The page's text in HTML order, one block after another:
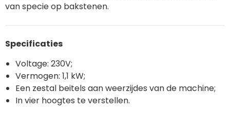
van specie op bakstenen.
Specificaties
Voltage: 230V;
Vermogen: 1,1 kW;
Een zestal beitels aan weerzijdes van de machine;
In vier hoogtes te verstellen.